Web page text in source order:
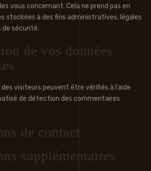
vous concernant. Cela ne prend pas en
stockées à des fins administratives, légales
de sécurité.
de vos données
visiteurs peuvent être vérifiés à l’aide
de détection des commentaires
de contact
supplémentaires